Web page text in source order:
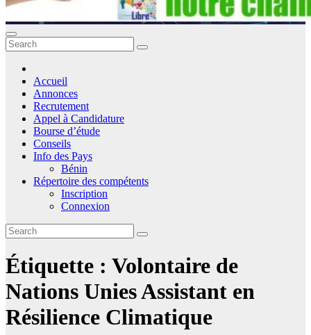
Accueil
Annonces
Recrutement
Appel à Candidature
Bourse d’étude
Conseils
Info des Pays
Bénin
Répertoire des compétents
Inscription
Connexion
Étiquette : Volontaire de
Nations Unies Assistant en
Résilience Climatique